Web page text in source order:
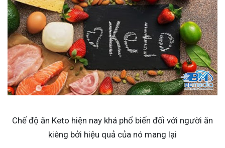
Chế độ ăn Keto hiện nay khá phổ biến đối với người ăn
kiêng bởi hiệu quả của nó mang lại